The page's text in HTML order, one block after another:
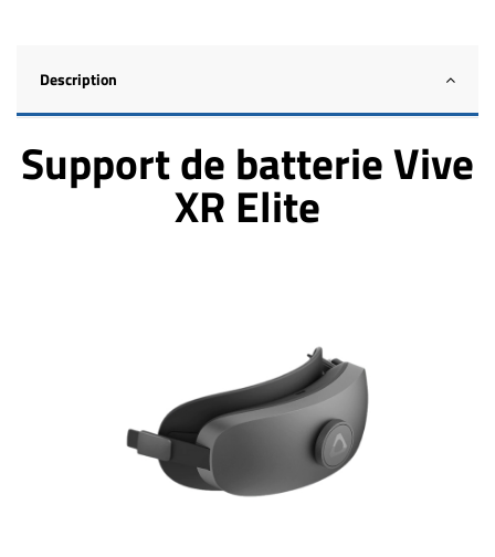
Description
Support de batterie Vive
XR Elite